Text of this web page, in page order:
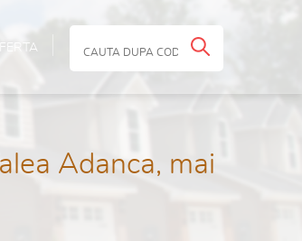
Adanca, mai